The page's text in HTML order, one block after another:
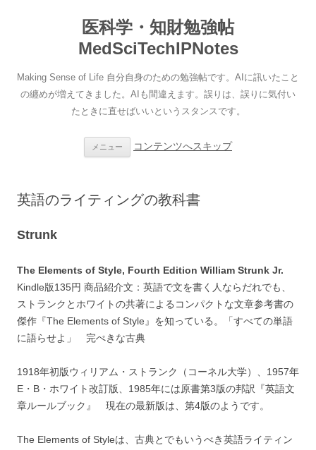
医科学・知財勉強帖
MedSciTechIPNotes
Making Sense of Life 自分自身のための勉強帖です。AIに訊いたこと
の纏めが増えてきました。AIも間違えます。誤りは、誤りに気付い
たときに直せばいいというスタンスです。
メニュー コンテンツへスキップ
英語のライティングの教科書
Strunk
The Elements of Style, Fourth Edition William Strunk Jr.
Kindle版135円 商品紹介文：英語で文を書く人ならだれでも、
ストランクとホワイトの共著によるコンパクトな文章参考書の
傑作『The Elements of Style』を知っている。「すべての単語
に語らせよ」 完ぺきな古典
1918年初版ウィリアム・ストランク（コーネル大学）、1957年
E・B・ホワイト改訂版、1985年には原書第3版の邦訳『英語文
章ルールブック』 現在の最新版は、第4版のようです。
The Elements of Styleは、古典とでもいうべき英語ライティン